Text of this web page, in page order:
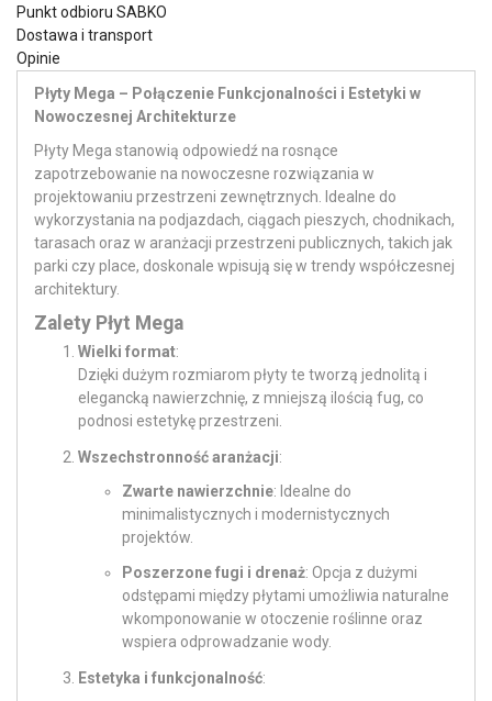
Punkt odbioru SABKO
Dostawa i transport
Opinie
Płyty Mega – Połączenie Funkcjonalności i Estetyki w
Nowoczesnej Architekturze
Płyty Mega stanowią odpowiedź na rosnące
zapotrzebowanie na nowoczesne rozwiązania w
projektowaniu przestrzeni zewnętrznych. Idealne do
wykorzystania na podjazdach, ciągach pieszych, chodnikach,
tarasach oraz w aranżacji przestrzeni publicznych, takich jak
parki czy place, doskonale wpisują się w trendy współczesnej
architektury.
Zalety Płyt Mega
Wielki format:
Dzięki dużym rozmiarom płyty te tworzą jednolitą i
elegancką nawierzchnię, z mniejszą ilością fug, co
podnosi estetykę przestrzeni.
Wszechstronność aranżacji:
Zwarte nawierzchnie: Idealne do
minimalistycznych i modernistycznych
projektów.
Poszerzone fugi i drenaż: Opcja z dużymi
odstępami między płytami umożliwia naturalne
wkomponowanie w otoczenie roślinne oraz
wspiera odprowadzanie wody.
Estetyka i funkcjonalność: